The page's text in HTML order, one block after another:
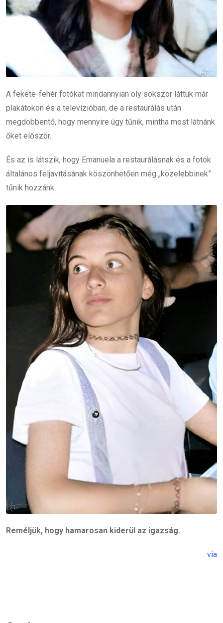
A fekete-fehér fotókat mindannyian oly sokszor láttuk már
plakátokon és a televízióban, de a restaurálás után
megdöbbentő, hogy mennyire úgy tűnik, mintha most látnánk
őket először.
És az is látszik, hogy Emanuela a restaurálásnak és a fotók
általános feljavításának köszönhetően még „közelebbinek”
tűnik hozzánk.
Reméljük, hogy hamarosan kiderül az igazság.
via